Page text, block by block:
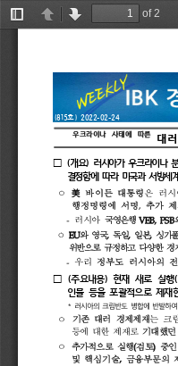
TogglePreviousNext
of 2
우크라이나  사태에  따른  대러 
□  (개요 ) 
러시아가  우크라이나  분쟁지역의 
미국과  서방세계의 
ᄋ
美 바이든 대통령 은 러시
행정명령에
서명 추가 제
-
러시아 국영은행 PSB
ᄋ EU 와 영국 , 독일 , 일본 ,싱가폴
규정하고 다양한 경제제재
-
우리 정부도 러시아의
□  (주요내용 )  현재  새로  실행 (
인물 
등을  포괄적으로  제재한다는 
* 러시아의 크림반도 반발하여
ᄋ 기존 대러 경제제재 는 크림반도
등에
대한 제재로 기대했던
ᄋ 추가적으로 실행 (검토 ) 중인
및 핵심기술 , 금융부문의
(815 호) 2022-02-24